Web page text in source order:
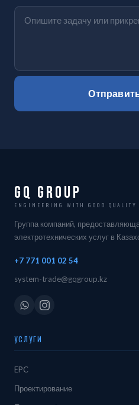
GQ Group
ENGINEERING WITH GOOD QUALITY
Группа компаний,
электротехнических услуг в
+7 771 001 02 54
system-trade@gqgroup.kz
УСЛУГИ
EPC
Проектирование